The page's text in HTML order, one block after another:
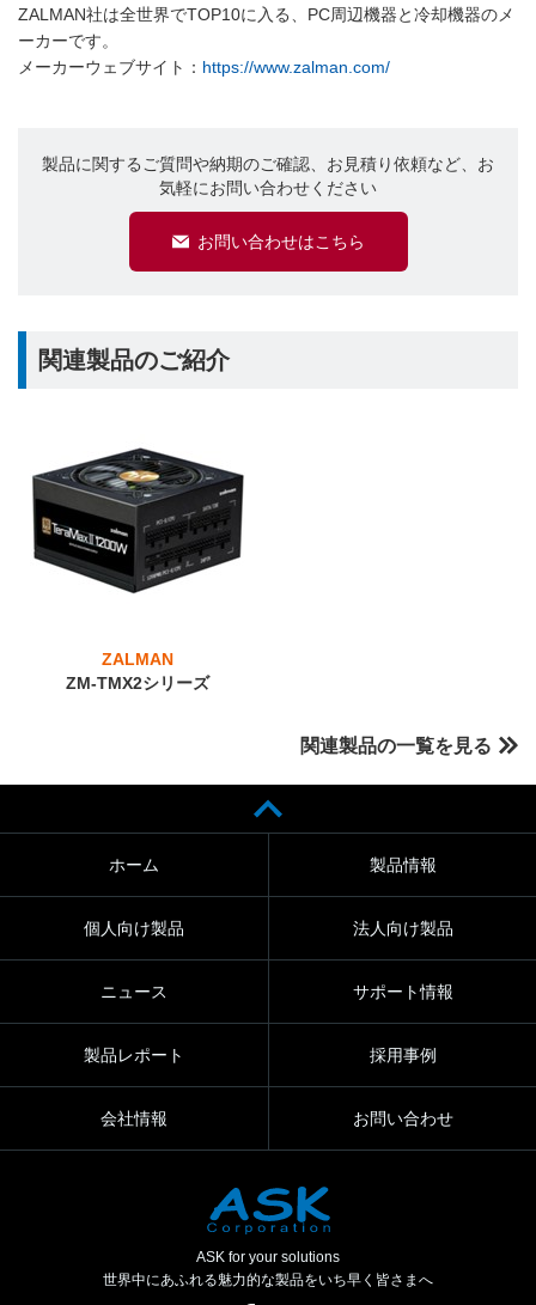
ZALMAN社は全世界でTOP10に入る、PC周辺機器と冷却機器のメ
ーカーです。
メーカーウェブサイト： https://www.zalman.com/
製品に関するご質問や納期のご確認、お見積り依頼など、お
気軽にお問い合わせください
お問い合わせはこちら
関連製品のご紹介
ZALMAN
ZM-TMX2シリーズ
関連製品の一覧を見る
ホーム 製品情報
個人向け製品 法人向け製品
ニュース サポート情報
製品レポート 採用事例
会社情報 お問い合わせ
ASK for your solutions
世界中にあふれる魅力的な製品をいち早く皆さまへ